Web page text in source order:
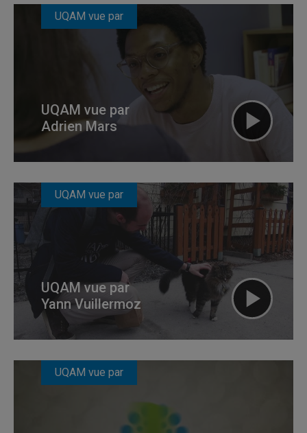
UQAM vue par
UQAM vue par
Adrien Mars
UQAM vue par
UQAM vue par
Yann Vuillermoz
UQAM vue par